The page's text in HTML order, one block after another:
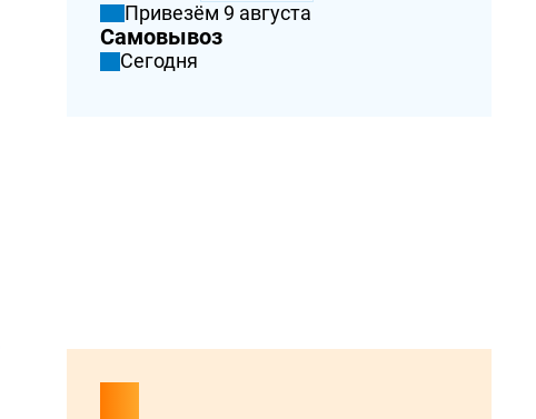
Привезём 9 августа
Самовывоз
Сегодня